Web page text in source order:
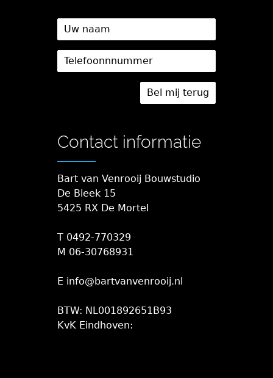
Contact informatie
Bart van Venrooij Bouwstudio
De Bleek 15
5425 RX De Mortel
T 0492-770329
M 06-30768931
E info@bartvanvenrooij.nl
BTW: NL001892651B93
KvK Eindhoven: